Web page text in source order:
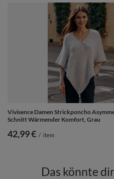
Vivisence Damen Strickponcho
Schnitt Wärmender Komfort, Grau
42,99 € / item
Das könnte